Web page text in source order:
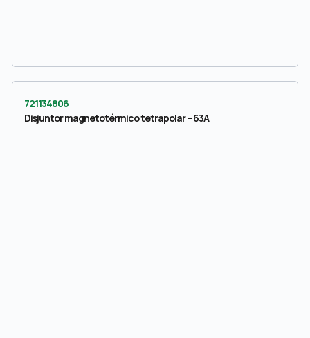
721134806
Disjuntor magnetotérmico tetrapolar – 63A